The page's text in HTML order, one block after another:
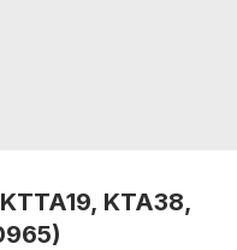
KTA38,